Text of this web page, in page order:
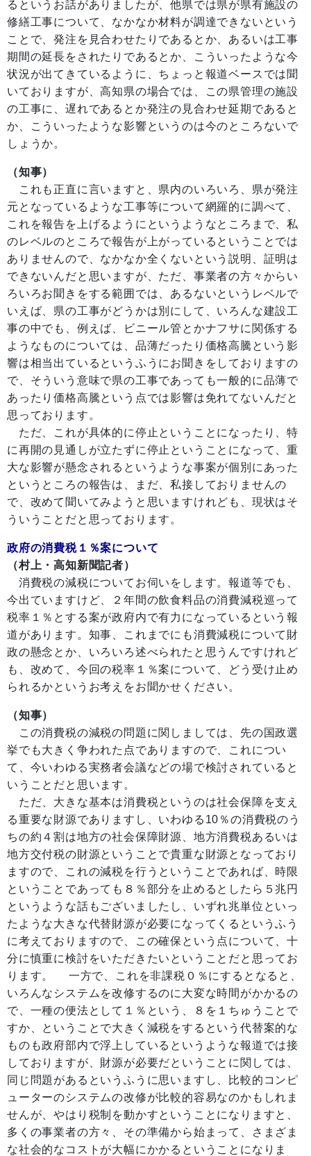
るというお話がありましたが、他県では県が県有施設の
修繕工事について、なかなか材料が調達できないという
ことで、発注を見合わせたりであるとか、あるいは工事
期間の延長をされたりであるとか、こういったような今
状況が出てきているように、ちょっと報道ベースでは聞
いておりますが、高知県の場合では、この県管理の施設
の工事に、遅れであるとか発注の見合わせ延期であると
か、こういったような影響というのは今のところないで
しょうか。
（知事）
これも正直に言いますと、県内のいろいろ、県が発注
元となっているような工事等について網羅的に調べて、
これを報告を上げるようにというようなところまで、私
のレベルのところで報告が上がっているということでは
ありませんので、なかなか全くないという説明、証明は
できないんだと思いますが、ただ、事業者の方々からい
ろいろお聞きをする範囲では、あるないというレベルで
いえば、県の工事がどうかは別にして、いろんな建設工
事の中でも、例えば、ビニール管とかナフサに関係する
ようなものについては、品薄だったり価格高騰という影
響は相当出ているというふうにお聞きをしておりますの
で、そういう意味で県の工事であっても一般的に品薄で
あったり価格高騰という点では影響は免れてないんだと
思っております。
ただ、これが具体的に停止ということになったり、特
に再開の見通しが立たずに停止ということになって、重
大な影響が懸念されるというような事案が個別にあった
というところの報告は、まだ、私接しておりませんの
で、改めて聞いてみようと思いますけれども、現状はそ
ういうことだと思っております。
政府の消費税１％案について
（村上・高知新聞記者）
消費税の減税についてお伺いをします。報道等でも、
今出ていますけど、２年間の飲食料品の消費減税巡って
税率１％とする案が政府内で有力になっているという報
道があります。知事、これまでにも消費減税について財
政の懸念とか、いろいろ述べられたと思うんですけれど
も、改めて、今回の税率１％案について、どう受け止め
られるかというお考えをお聞かせください。
（知事）
この消費税の減税の問題に関しましては、先の国政選
挙でも大きく争われた点でありますので、これについ
て、今いわゆる実務者会議などの場で検討されていると
いうことだと思います。
ただ、大きな基本は消費税というのは社会保障を支え
る重要な財源でありますし、いわゆる10％の消費税のう
ちの約４割は地方の社会保障財源、地方消費税あるいは
地方交付税の財源ということで貴重な財源となっており
ますので、これの減税を行うということであれば、時限
ということであっても８％部分を止めるとしたら５兆円
というような話もございましたし、いずれ兆単位といっ
たような大きな代替財源が必要になってくるというふう
に考えておりますので、この確保という点について、十
分に慎重に検討をいただきたいということだと思ってお
ります。 一方で、これを非課税０％にするとなると、
いろんなシステムを改修するのに大変な時間がかかるの
で、一種の便法として１％という、８を１ちゅうことで
すか、ということで大きく減税をするという代替案的な
ものも政府部内で浮上しているというような報道では接
しておりますが、財源が必要だということに関しては、
同じ問題があるというふうに思いますし、比較的コンピ
ューターのシステムの改修が比較的容易なのかもしれま
せんが、やはり税制を動かすということになりますと、
多くの事業者の方々、その準備から始まって、さまざま
な社会的なコストが大幅にかかるということになりま